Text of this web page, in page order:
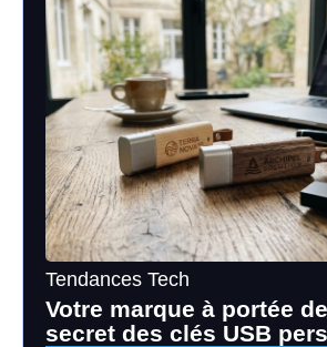
Tendances Tech
Votre marque à portée
secret des clés USB